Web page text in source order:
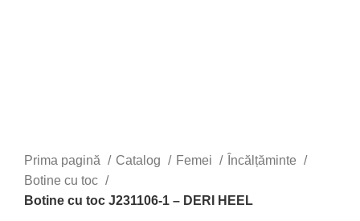
Prima pagină Catalog Femei
Încălțăminte
Botine cu toc
Botine cu toc J231106-1 – DERI HEEL